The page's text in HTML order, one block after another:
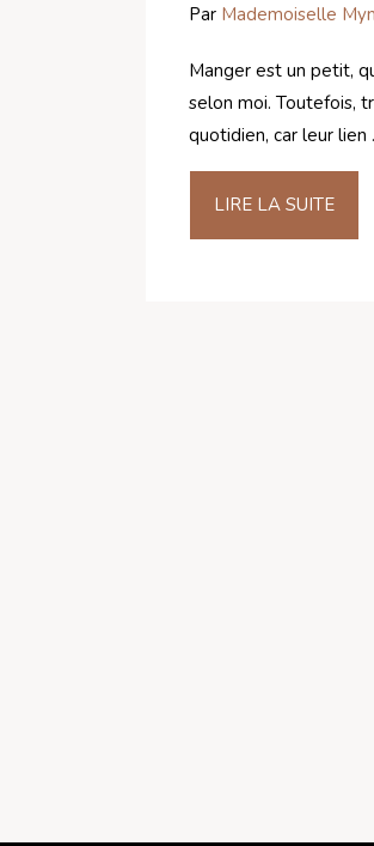
Par Mademoiselle
Manger est un petit,
selon moi. Toutefois,
quotidien, car leur lien
LIRE LA SUITE